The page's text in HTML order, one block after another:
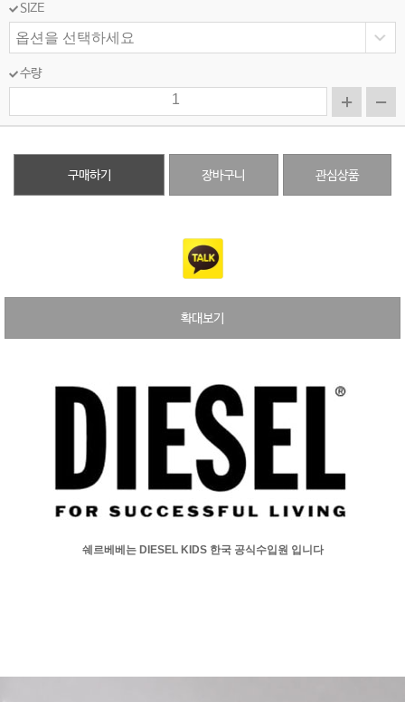
SIZE
수량
구매하기 장바구니 관심상품
확대보기
쉐르베베는 DIESEL KIDS 한국 공식수입원 입니다